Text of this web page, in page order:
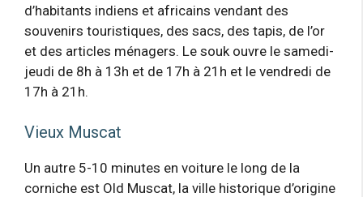
d’habitants indiens et africains vendant des
souvenirs touristiques, des sacs, des tapis, de l’or
et des articles ménagers. Le souk ouvre le samedi-
jeudi de 8h à 13h et de 17h à 21h et le vendredi de
17h à 21h.
Vieux Muscat
Un autre 5-10 minutes en voiture le long de la
corniche est Old Muscat, la ville historique d’origine